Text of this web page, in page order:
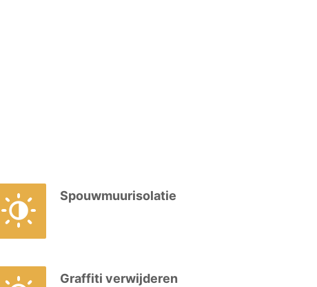
Spouwmuurisolatie
Graffiti verwijderen